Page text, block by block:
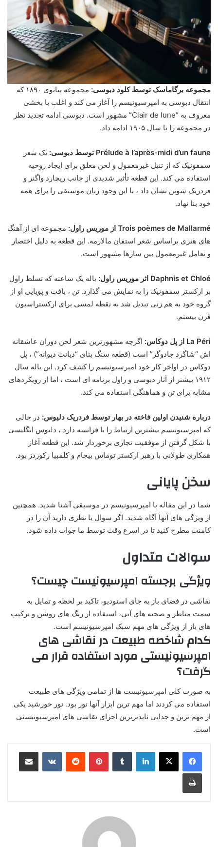
مجموعه برگاماسک توسط کلود دبوسی:
مجموعه پیانوی ۱۸۹۰ که
انتقال دبوسی به امپرسیونیسم را آغاز می کند و اغلب با بخشی
معروف به “Clair de lune” مشهور است. دبوسی ادامه تجدید نظر
در مجموعه را تا سال ۱۹۰۵ ادامه داد.
Prélude à l’après-midi d’un faune توسط دبوسی:
یک شعر
سمفونیک که از تنبل غیرمعمول و لحن معلق برای ایجاد روحیه
استفاده می کند. این قطعه تأثیر شدیدی از جانب ریچارد واگنر و
فردریک شوپن نشان داد ، با این وجود زبان موسیقی را برای همه
خود بنا نهاد.
Trois poèmes de Mallarmé از موریس راول:
مجموعه ای از آهنگ
های هنری براساس شعر استفان مالارمه. این قطعه به دلیل اختصار
و تعامل غیرمعمول بین سازها مشهور است.
Daphnis et Chloé اثر موریس راول:
باله یک ساعته که تسلط راول
بر ارکستر سمفونیک را به نمایش می گذارد. تن ، بافت و پویایی او از
گروه خود به هم زنی تبدیل شد به نقطه لمسی برای ارکستراسیون
قرن بیستم.
La Péri از پل دوکاس:
اگرچه مشهورترین شعر لحن دوران عاشقانه
اش “شاگرد جادوگر” است (قطعه سنگ بنای “دیانت دیوانه”) ، پل
دوکاس در اواخر کار خود امپرسیونیسم را کشف کرد. این باله سال
۱۹۱۲ بیشتر از آثار دبوسی و راول برنامه ای است ، اما از رویکردهای
مشابه برای تن و هماهنگی استفاده می کند.
درباره شنیدن اولین فاخته در بهار توسط فردریک دلیوس: در حالی
که امپرسیونیسم بیشترین ارتباط را با فرانسه دارد ، دلیوس انگلیسی
با شکل گرفتن از موفقیت تجاری برخوردار شد. این قطعه آغاز
همکاری طولانی با رهبر ارکستر توماس بیچام و کلمبیا رکوردز بود.
سخن پایانی
شما در این مقاله با امپرسیونیسم در موسیقی آشنا شدید. همچنین
از ویژگی های آنها آگاه شدید. اگر سوال یا نظری دارید آن را در
کامنت مطرح کنید تا در اسرع وقت توسط ما جواب داده شود.
سوالات متداول
ویژگی برجسته امپرسیونیست چیست؟
نقاشی در فضای باز به جای استودیو، تاکید بر لحظه و تمایل به
سمت مناظر و صحنه های آنی، استفاده از رنگ های روشن و ترکیب
های باز از ویژگی های مهم سبک امپرسیونیسم است.
کدام شاخصه طبیعت در نقاشی های
امپرسیونیستی مورد استفاده قرار می
گرفت؟
به صورت کلی امپرسیونیست ها از تمامی ویژگی های طبیعت
استفاده می کردند اما مهم ترین ابزار آنها نور بود. نور خورشید یکی
از مهم ترین و جدایی ناپذیرترین اجزای نقاشی های امپرسیونیستی
است.
لینکدین ‫تامبلر پینترست‫رددیت ‫VKontakteاشتراک گذاری از طریق ایمیل
چاپ